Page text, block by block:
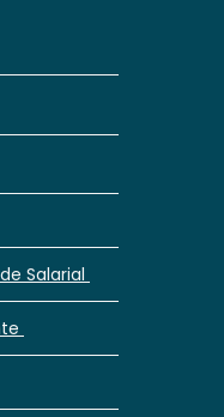
Salarial